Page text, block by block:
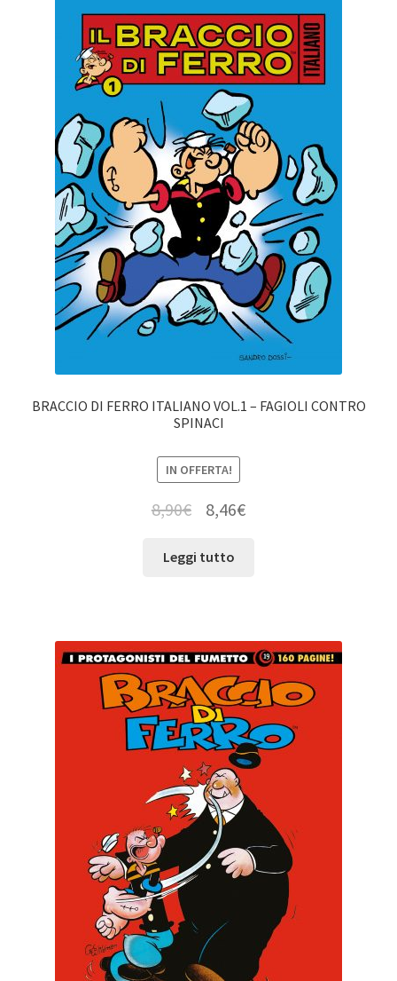
BRACCIO DI FERRO ITALIANO VOL.1 – FAGIOLI CONTRO
SPINACI
IN OFFERTA!
8,90€ 8,46€
Leggi tutto